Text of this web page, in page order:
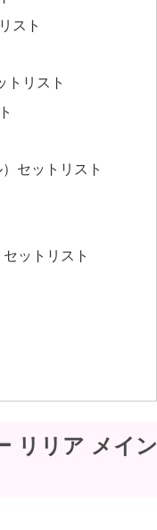
スト
トリスト
セットリスト
ットリスト
リリア メイン